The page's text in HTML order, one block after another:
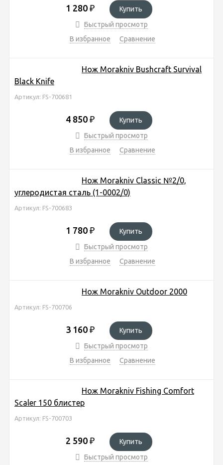
1 280 ₽
Купить
Быстрый просмотр
В избранное
Сравнение
Нож Morakniv Bushcraft Survival
Black Knife
Артикул: FS-700681
4 850 ₽
Купить
Быстрый просмотр
В избранное
Сравнение
Нож Morakniv Classic №2/0,
углеродистая сталь (1-0002/0)
Артикул: FS-700683
1 780 ₽
Купить
Быстрый просмотр
В избранное
Сравнение
Нож Morakniv Outdoor 2000
Артикул: FS-700706
3 160 ₽
Купить
Быстрый просмотр
В избранное
Сравнение
Нож Morakniv Fishing Comfort
Scaler 150 блистер
Артикул: FS-700703
2 590 ₽
Купить
Быстрый просмотр